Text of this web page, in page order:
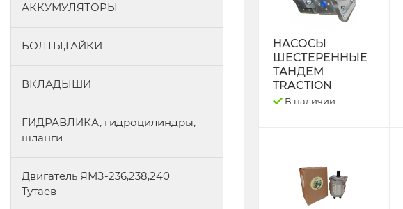
АККУМУЛЯТОРЫ
БОЛТЫ,ГАЙКИ
ВКЛАДЫШИ
ГИДРАВЛИКА, гидроцилиндры,
шланги
Двигатель ЯМЗ-236,238,240
Тутаев
НАСОСЫ
ШЕСТЕРЕННЫЕ
ТАНДЕМ
TRACTION
В наличии